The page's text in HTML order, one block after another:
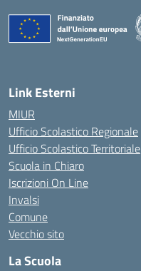
Link Esterni
MIUR
Ufficio Scolastico Regionale
Ufficio Scolastico Territoriale
Scuola in Chiaro
Iscrizioni On Line
Invalsi
Comune
Vecchio sito
La Scuola